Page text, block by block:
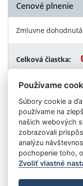
Cenové plnenie
Zmluvne
Celková čiastka:
Návrat späť
Úrad vlády SR -
Používame
Súbory cookie a
používame na
našich webových
zobrazovali
analýzu
pochopenie toho,
Zvoliť vlastné